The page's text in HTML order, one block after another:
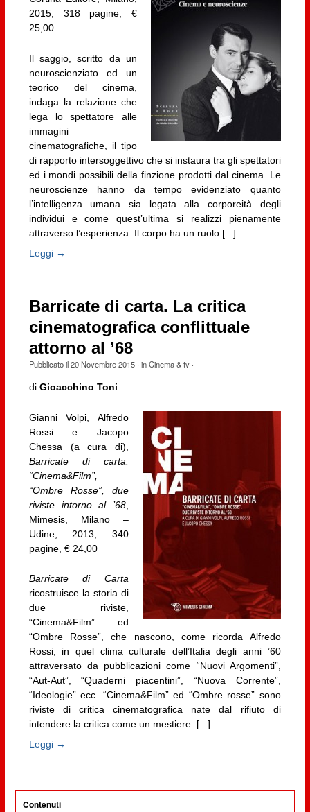
2015, 318 pagine, €
25,00
Il saggio, scritto da un
neuroscienziato ed un
teorico del cinema,
indaga la relazione che
lega lo spettatore alle
immagini
cinematografiche, il tipo
di rapporto intersoggettivo che si instaura tra gli spettatori
ed i mondi possibili della finzione prodotti dal cinema. Le
neuroscienze hanno da tempo evidenziato quanto
l’intelligenza umana sia legata alla corporeità degli
individui e come quest’ultima si realizzi pienamente
attraverso l’esperienza. Il corpo ha un ruolo [...]
Leggi →
Barricate di carta. La critica
cinematografica conflittuale
attorno al ’68
Pubblicato il20 Novembre 2015· inCinema & tv·
di Gioacchino Toni
Gianni Volpi, Alfredo
Rossi e Jacopo
Chessa (a cura di),
Barricate di carta.
“Cinema&Film”,
“Ombre Rosse”, due
riviste intorno al ’68
Mimesis, Milano –
Udine, 2013, 340
pagine, € 24,00
Barricate di Carta
ricostruisce la storia di
due riviste,
“Cinema&Film” ed
“Ombre Rosse”, che nascono, come ricorda Alfredo
Rossi, in quel clima culturale dell’Italia degli anni ’60
attraversato da pubblicazioni come “Nuovi Argomenti”,
“Aut-Aut”, “Quaderni piacentini”, “Nuova Corrente”,
“Ideologie” ecc. “Cinema&Film” ed “Ombre rosse” sono
riviste di critica cinematografica nate dal rifiuto di
intendere la critica come un mestiere. [...]
Leggi →
Contenuti